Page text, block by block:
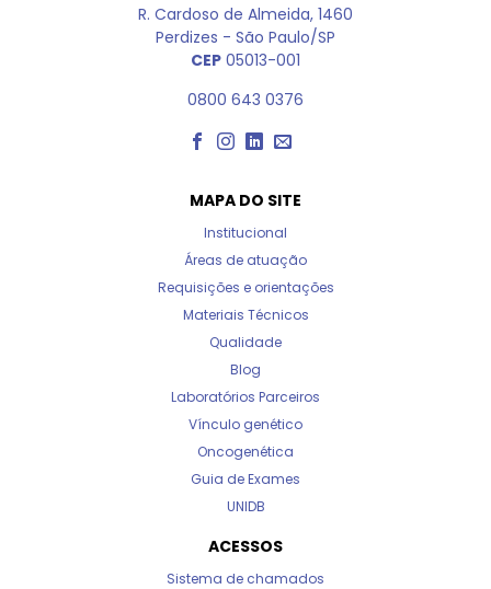
R. Cardoso de Almeida, 1460
Perdizes - São Paulo/SP
CEP 05013-001
0800 643 0376
MAPA DO SITE
Institucional
Áreas de atuação
Requisições e orientações
Materiais Técnicos
Qualidade
Blog
Laboratórios Parceiros
Vínculo genético
Oncogenética
Guia de Exames
UNIDB
ACESSOS
Sistema de chamados